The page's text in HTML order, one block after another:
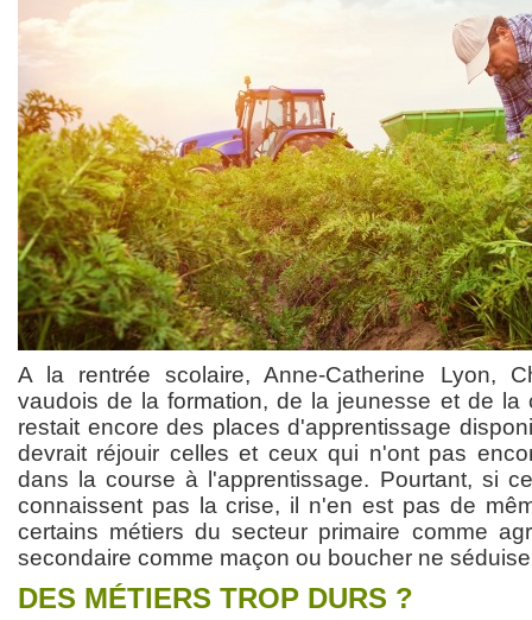
A la rentrée scolaire, Anne-Catherine Lyon,
vaudois de la formation, de la jeunesse et de la
restait encore des places d'apprentissage
devrait réjouir celles et ceux qui n'ont pas
dans la course à l'apprentissage. Pourtant, si
connaissent pas la crise, il n'en est pas de
certains métiers du secteur primaire comme
secondaire comme maçon ou boucher ne
DES MÉTIERS TROP DURS ?